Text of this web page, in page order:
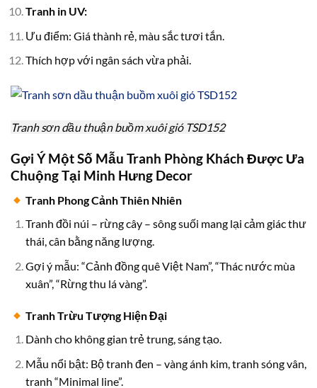
Tranh in UV:
Ưu điểm: Giá thành rẻ, màu sắc tươi tắn.
Thích hợp với ngân sách vừa phải.
Tranh sơn dầu thuận buồm xuôi gió TSD152
Gợi Ý Một Số Mẫu Tranh Phòng Khách Được Ưa
Chuộng Tại Minh Hưng Decor
Tranh Phong Cảnh Thiên Nhiên
Tranh đồi núi – rừng cây – sông suối mang lại cảm giác thư
thái, cân bằng năng lượng.
Gợi ý mẫu: “Cảnh đồng quê Việt Nam”, “Thác nước mùa
xuân”, “Rừng thu lá vàng”.
Tranh Trừu Tượng Hiện Đại
Dành cho không gian trẻ trung, sáng tạo.
Mẫu nổi bật: Bộ tranh đen – vàng ánh kim, tranh sóng vân,
tranh “Minimal line”.